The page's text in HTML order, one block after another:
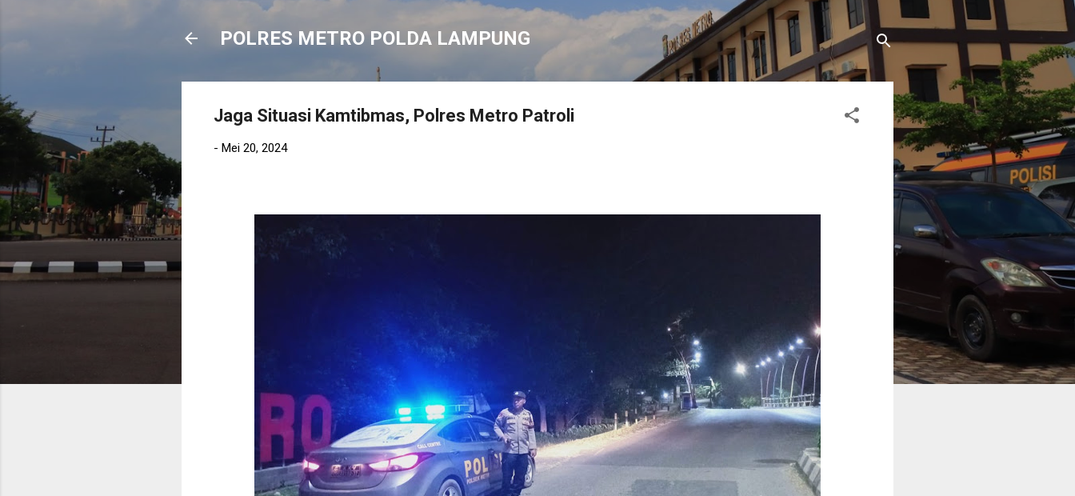
Langsung ke konten utama
POLRES METRO POLDA LAMPUNG
Jaga Situasi Kamtibmas, Polres Metro Patroli
- Mei 20, 2024